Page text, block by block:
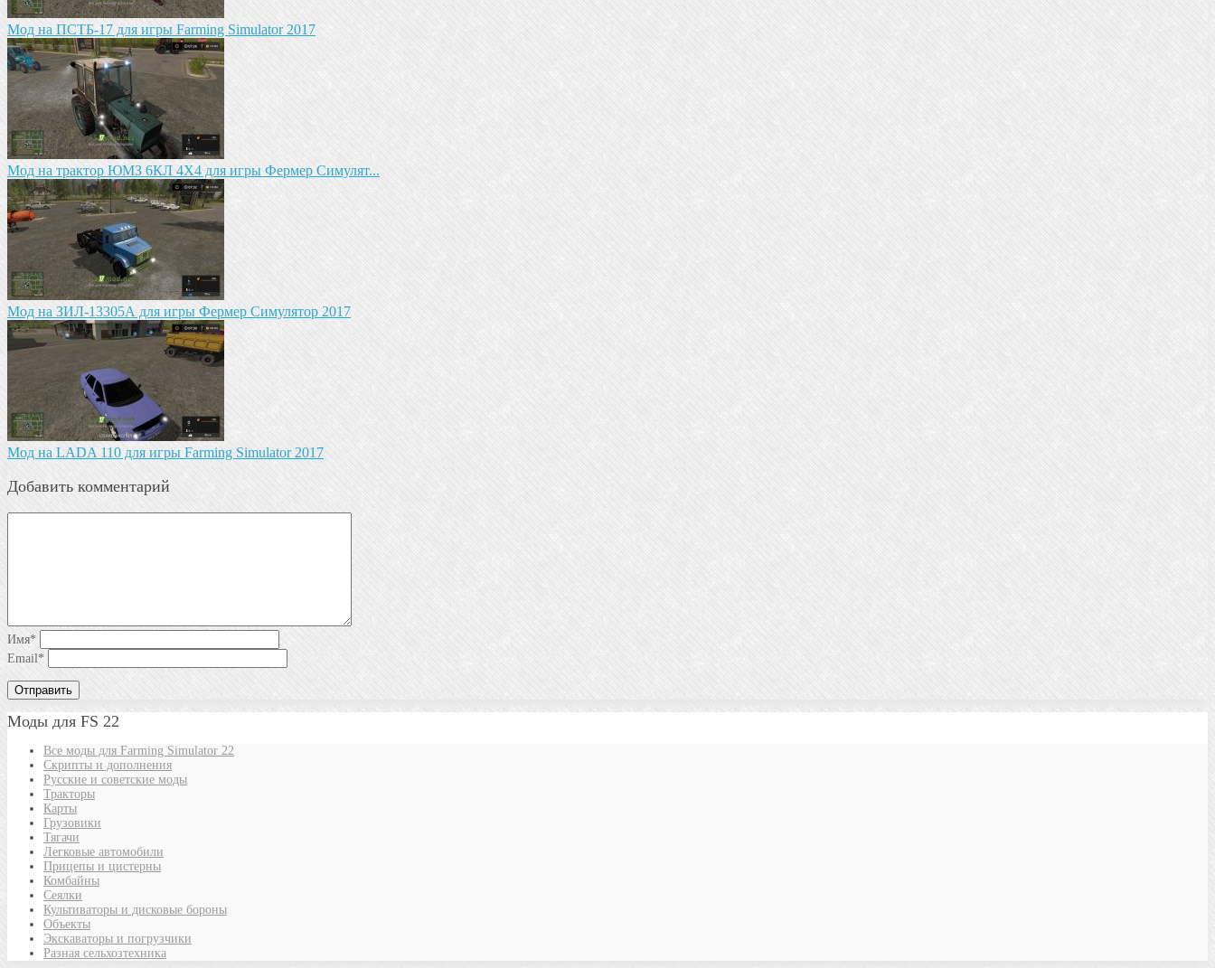
Мод на ПСТБ-17 для игры Farming Simulator 2017
Мод на трактор ЮМЗ 6КЛ 4X4 для игры Фермер Симулят...
Мод на ЗИЛ-13305А для игры Фермер Симулятор 2017
Мод на LADA 110 для игры Farming Simulator 2017
Добавить комментарий
Имя*
Email*
Моды для FS 22
Все моды для Farming Simulator 22
Скрипты и дополнения
Русские и советские моды
Тракторы
Карты
Грузовики
Тягачи
Легковые автомобили
Прицепы и цистерны
Комбайны
Сеялки
Культиваторы и дисковые бороны
Объекты
Экскаваторы и погрузчики
Разная сельхозтехника